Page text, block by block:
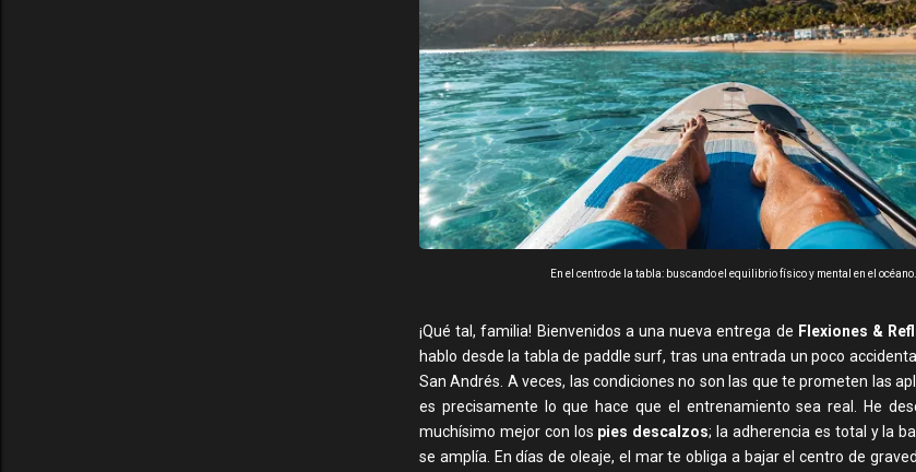
En el centro de la tabla: buscando el equilibrio físico y mental en el océano.
¡Qué tal, familia! Bienvenidos a una nueva entrega de Flexiones &
hablo desde la tabla de paddle surf, tras una entrada un poco
San Andrés. A veces, las condiciones no son las que te prometen las
es precisamente lo que hace que el entrenamiento sea real. He
muchísimo mejor con los pies descalzos; la adherencia es total y la
se amplía. En días de oleaje, el mar te obliga a bajar el centro de